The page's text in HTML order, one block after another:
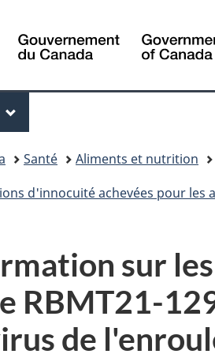
PRINCIPAL
Santé Aliments et nutrition
d'innocuité achevées pour
sur
RBMT21-
de